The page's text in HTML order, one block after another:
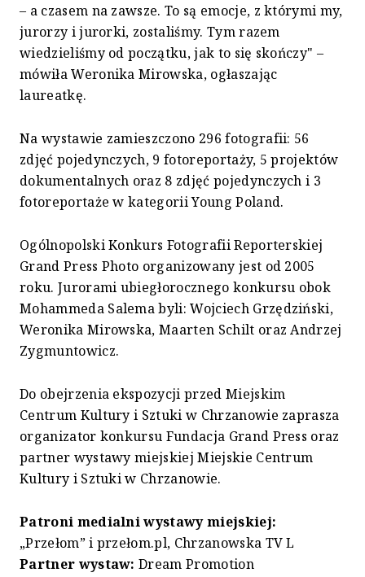
– a czasem na zawsze. To są emocje, z którymi my,
jurorzy i jurorki, zostaliśmy. Tym razem
wiedzieliśmy od początku, jak to się skończy" –
mówiła Weronika Mirowska, ogłaszając
laureatkę.
Na wystawie zamieszczono 296 fotografii: 56
zdjęć pojedynczych, 9 fotoreportaży, 5 projektów
dokumentalnych oraz 8 zdjęć pojedynczych i 3
fotoreportaże w kategorii Young Poland.
Ogólnopolski Konkurs Fotografii Reporterskiej
Grand Press Photo organizowany jest od 2005
roku. Jurorami ubiegłorocznego konkursu obok
Mohammeda Salema byli: Wojciech Grzędziński,
Weronika Mirowska, Maarten Schilt oraz Andrzej
Zygmuntowicz.
Do obejrzenia ekspozycji przed Miejskim
Centrum Kultury i Sztuki w Chrzanowie zaprasza
organizator konkursu Fundacja Grand Press oraz
partner wystawy miejskiej Miejskie Centrum
Kultury i Sztuki w Chrzanowie.
Patroni medialni wystawy miejskiej:
„Przełom” i przełom.pl, Chrzanowska TV L
Partner wystaw: Dream Promotion